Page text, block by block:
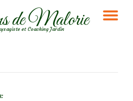
de Malorie
et Coaching Jardin